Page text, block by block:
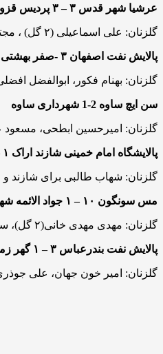
عرشیا شهر قدس ۳ – ۳ پردیس قزوین
گلزنان: علی اسماعیلی (۲ گل) ، مجتبی امیرخانی برای عرشیا و علی رستمی (۲ گل)، وحید شفیعی برای پردیس
پالایش نفت اصفهان ۳ -صفر بهشتی سازه گرگان
گلزنان: بهنام فکور، ابوالفضل
سن ایچ ساوه 2-1 شهرداری ساوه
گلزنان: امیرحسین ابطحی،
پالایشگاه امام خمینی شازند اراک ۱ – ۱ فولاد هرمزگان
گلزنان: شهاب طالبی برای شازند
مس سونگون ۱۰ – ۱ جواد الائمه شهر کرد
گلزنان: مهدی مهدی خانی(۲ گل)، سجاد یوسف خواه(۲ گل)، محمد نجف زنگی، بهروز عظیمی(۲ گل)، مجتبی پارساپور، مهدی جاوید، امیرحسین تقوی برای مس و هادی اصغرزاده برای جوادالائمه
پالایش نفت بندرعباس ۳ – ۱ گهر زمین سیرجان
گلزنان: امیر خون جهان، علی